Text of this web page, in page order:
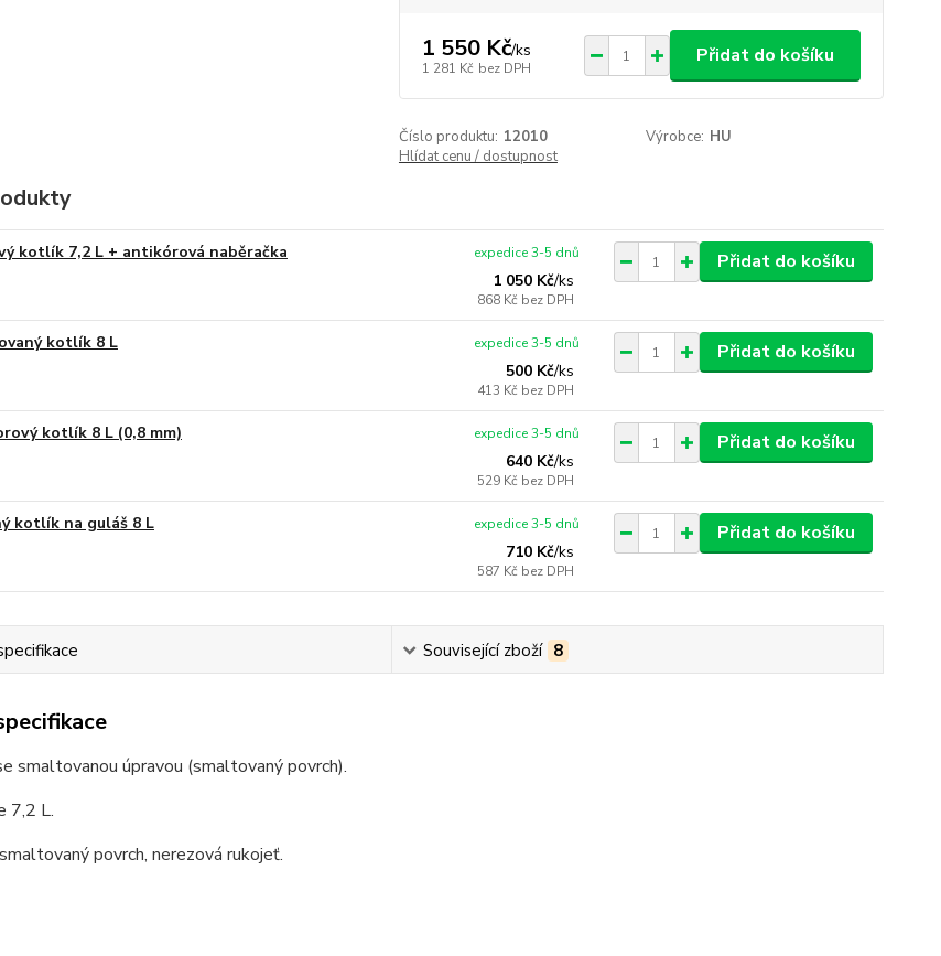
1 550 Kč/ks
1 281 Kč bez DPH
Přidat do košíku
Číslo produktu: 12010 Výrobce: HU
Hlídat cenu / dostupnost
kotlík 7,2 L + antikórová naběračka
1 050 Kč/ks
868 Kč bez DPH
expedice 3-5 dnů Přidat do košíku
kotlík 8 L
500 Kč/ks
413 Kč bez DPH
expedice 3-5 dnů Přidat do košíku
kotlík 8 L (0,8 mm)
640 Kč/ks
529 Kč bez DPH
expedice 3-5 dnů Přidat do košíku
kotlík na guláš 8 L
710 Kč/ks
587 Kč bez DPH
expedice 3-5 dnů Přidat do košíku
Související zboží 8
smaltovanou úpravou (smaltovaný povrch).
7,2 L.
povrch, nerezová rukojeť.